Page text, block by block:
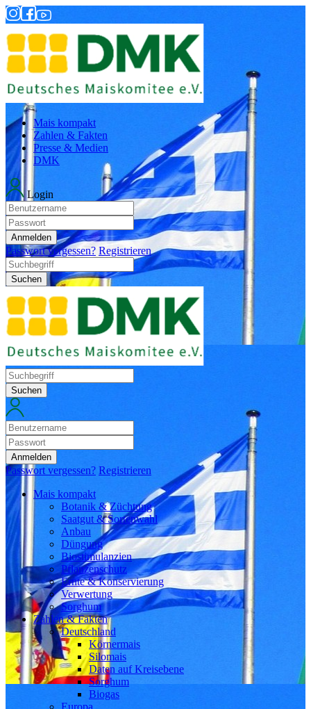
Mais kompakt
Zahlen & Fakten
Presse & Medien
DMK
Login
Anmelden
Passwort vergessen? Registrieren
Suchen
Suchen
Anmelden
Passwort vergessen? Registrieren
Mais kompakt
Botanik & Züchtung
Saatgut & Sortenwahl
Anbau
Düngung
Biostimulanzien
Pflanzenschutz
Ernte & Konservierung
Verwertung
Sorghum
Zahlen & Fakten
Deutschland
Körnermais
Silomais
Daten auf Kreisebene
Sorghum
Biogas
Europa